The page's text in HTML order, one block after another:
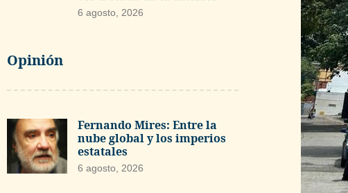
6 agosto, 2026
Opinión
Fernando Mires: Entre la
nube global y los imperios
estatales
6 agosto, 2026